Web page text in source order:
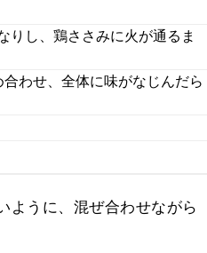
りし、鶏ささみに火が通るま
わせ、全体に味がなじんだら
ように、混ぜ合わせながら